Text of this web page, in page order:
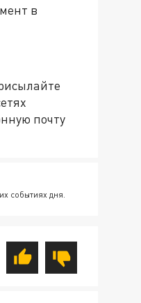
в
почту
событиях дня.